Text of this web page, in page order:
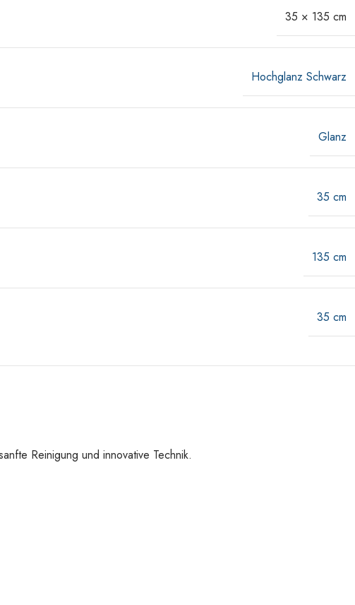
35 × 135 cm
Hochglanz Schwarz
Glanz
35 cm
135 cm
35 cm
Reinigung und innovative Technik.